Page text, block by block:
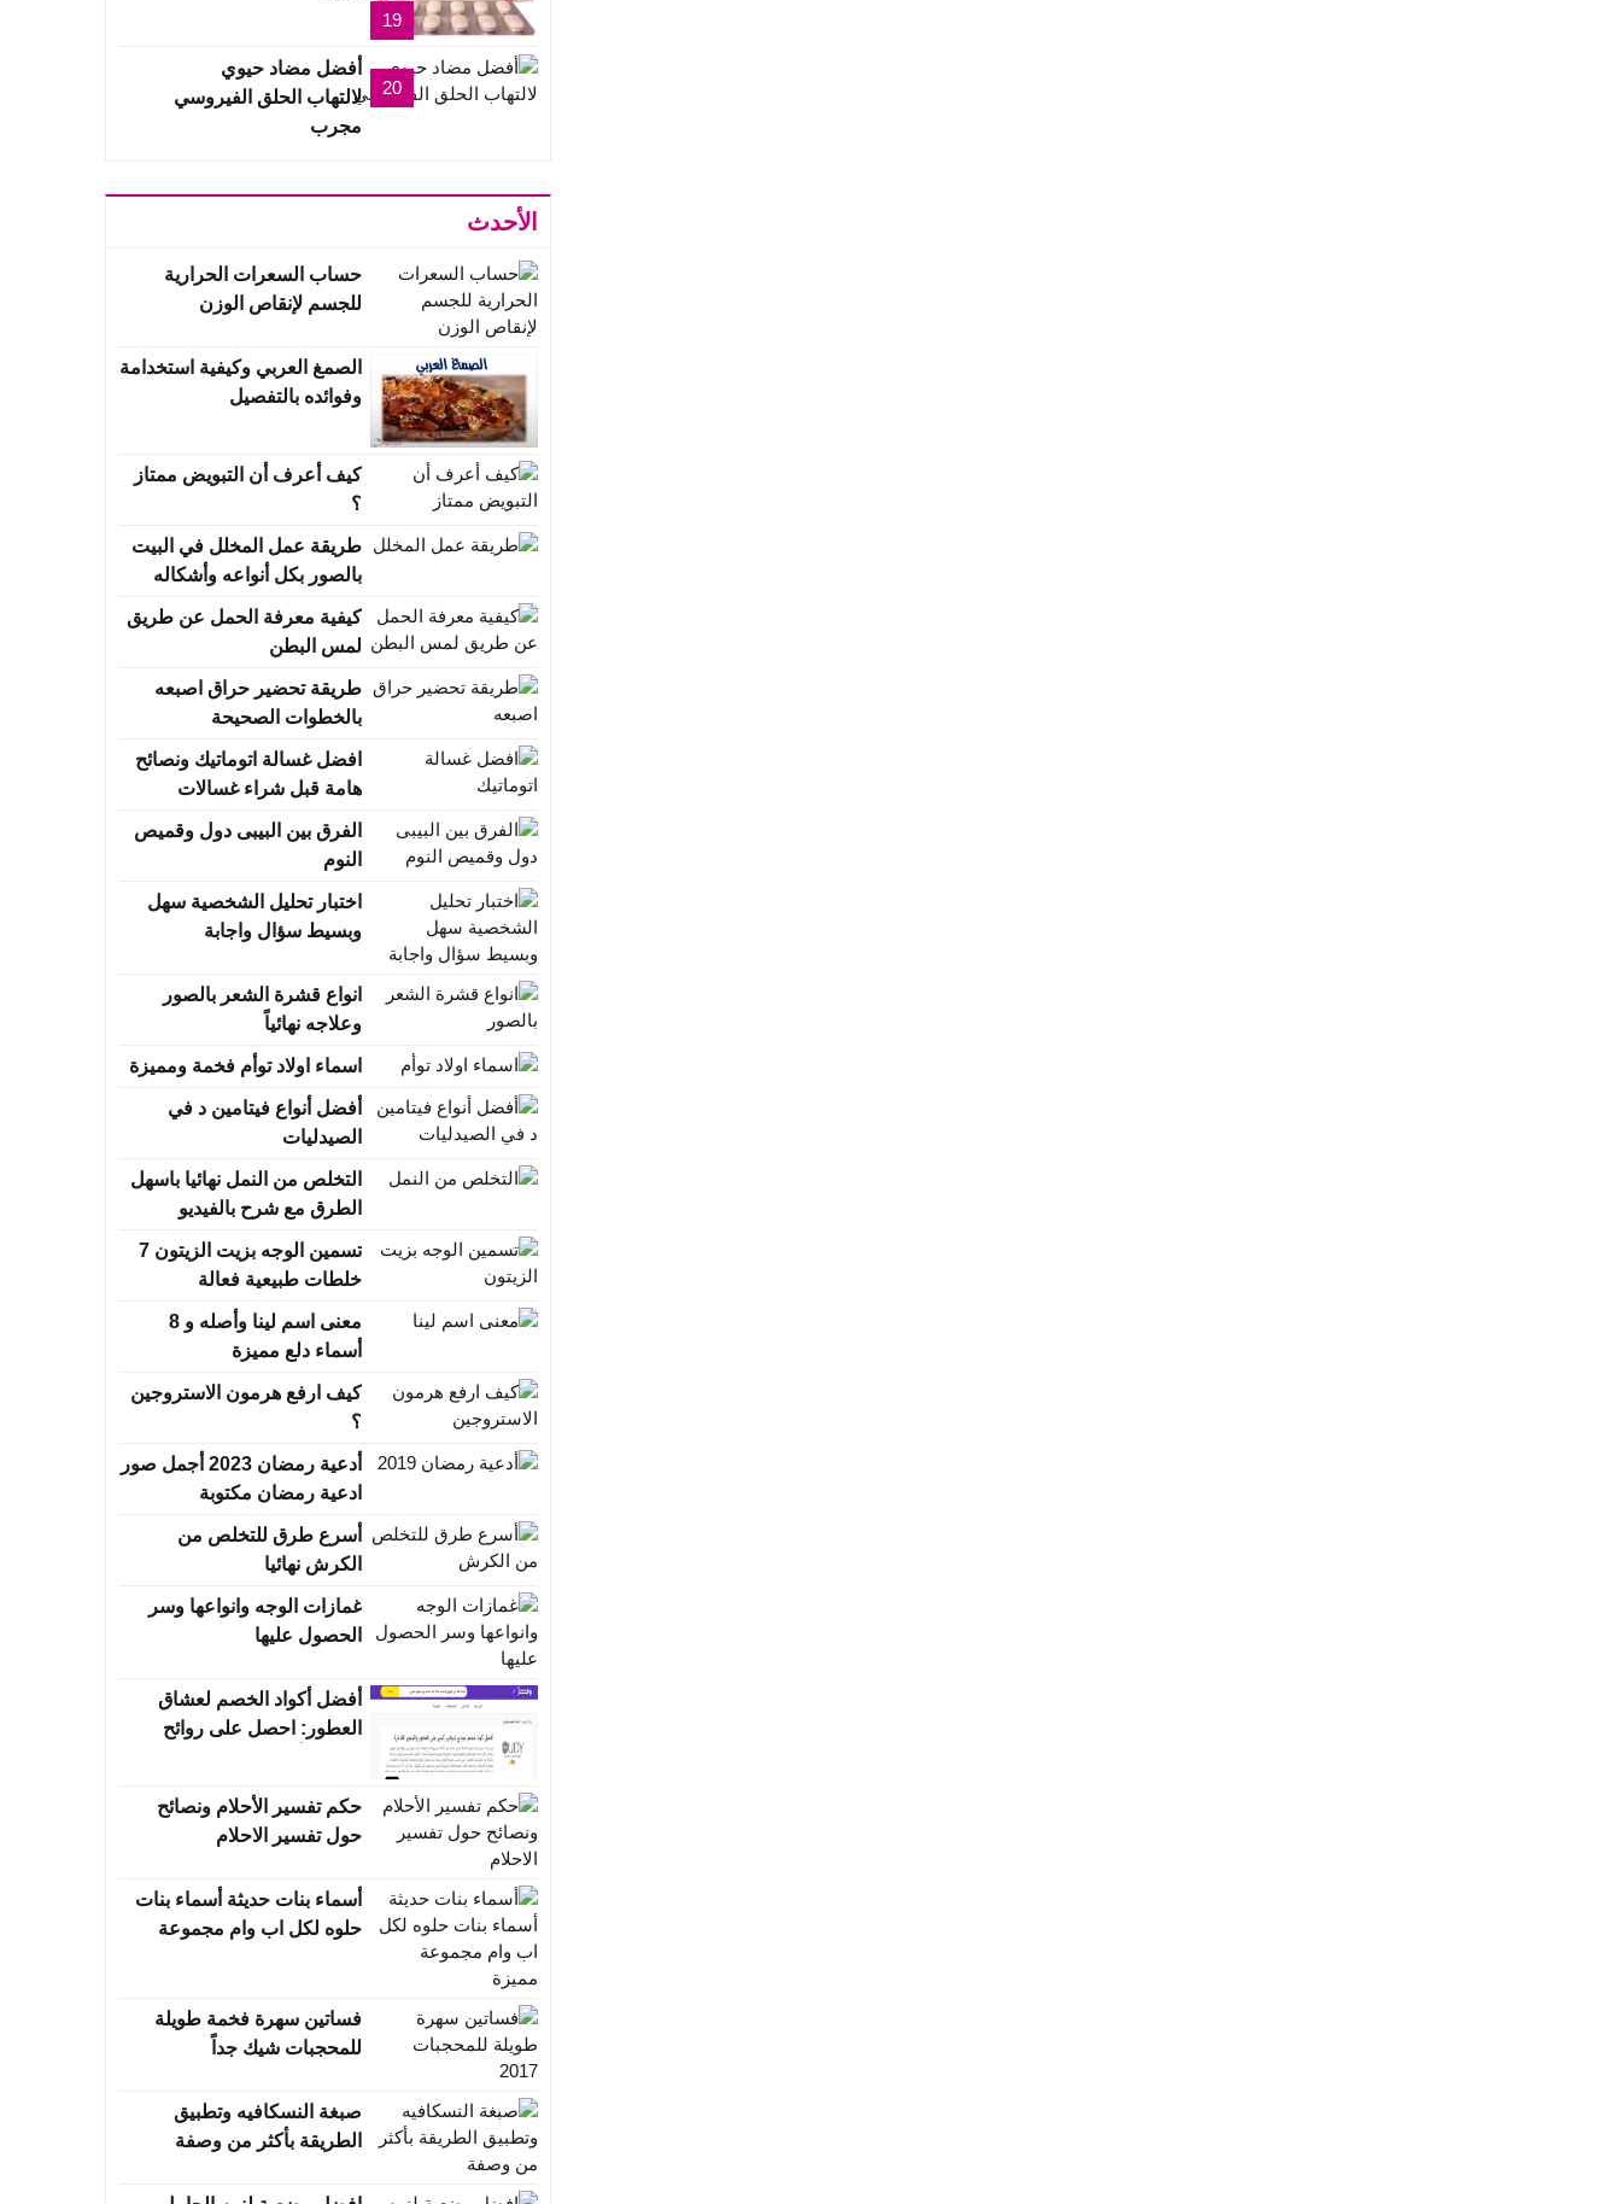
19
20
أفضل مضاد حيوي
لالتهاب الحلق الفيروسي
مجرب
الأحدث
حساب السعرات الحرارية
للجسم لإنقاص الوزن
الصمغ العربي وكيفية استخدامة
وفوائده بالتفصيل
كيف أعرف أن التبويض ممتاز
؟
طريقة عمل المخلل في البيت
بالصور بكل أنواعه وأشكاله
كيفية معرفة الحمل عن طريق
لمس البطن
طريقة تحضير حراق اصبعه
بالخطوات الصحيحة
افضل غسالة اتوماتيك ونصائح
هامة قبل شراء غسالات
اتوماتيك
الفرق بين البيبى دول وقميص
النوم
اختبار تحليل الشخصية سهل
وبسيط سؤال واجابة
انواع قشرة الشعر بالصور
وعلاجه نهائياً
اسماء اولاد توأم فخمة ومميزة
أفضل أنواع فيتامين د في
الصيدليات
التخلص من النمل نهائيا باسهل
الطرق مع شرح بالفيديو
تسمين الوجه بزيت الزيتون 7
خلطات طبيعية فعالة
معنى اسم لينا وأصله و 8
أسماء دلع مميزة
كيف ارفع هرمون الاستروجين
؟
أدعية رمضان 2023 أجمل صور
ادعية رمضان مكتوبة
أسرع طرق للتخلص من
الكرش نهائيا
غمازات الوجه وانواعها وسر
الحصول عليها
أفضل أكواد الخصم لعشاق
العطور: احصل على روائح
حكم تفسير الأحلام ونصائح
حول تفسير الاحلام
أسماء بنات حديثة أسماء بنات
حلوه لكل اب وام مجموعة
فساتين سهرة فخمة طويلة
للمحجبات شيك جداً
صبغة النسكافيه وتطبيق
الطريقة بأكثر من وصفة